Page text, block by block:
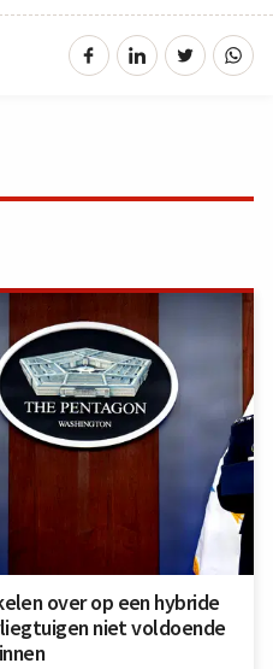
over op een hybride
niet voldoende